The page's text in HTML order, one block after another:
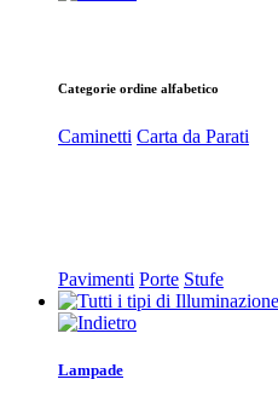
Categorie ordine alfabetico
Caminetti Carta da Parati
Pavimenti Porte Stufe
Lampade